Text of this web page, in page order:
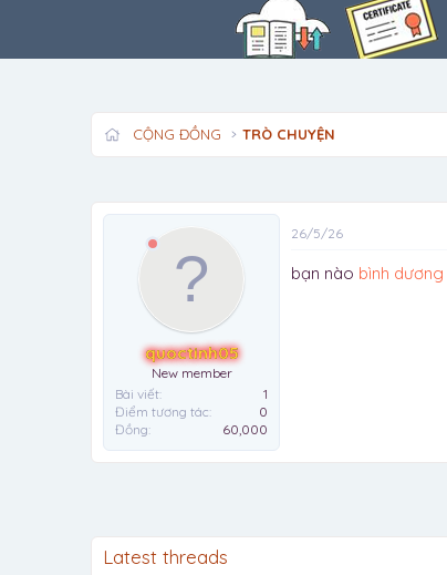
CỘNG ĐỒNG TRÒ CHUYỆN
quoctinh05
New member
Bài viết
1
Điểm tương tác
0
Đồng
60,000
26/5/26
bạn nào bình dương
Latest threads